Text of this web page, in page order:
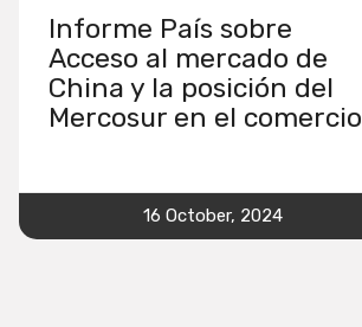
Informe País sobre
Acceso al mercado de
China y la posición del
Mercosur en el comercio
16 October, 2024